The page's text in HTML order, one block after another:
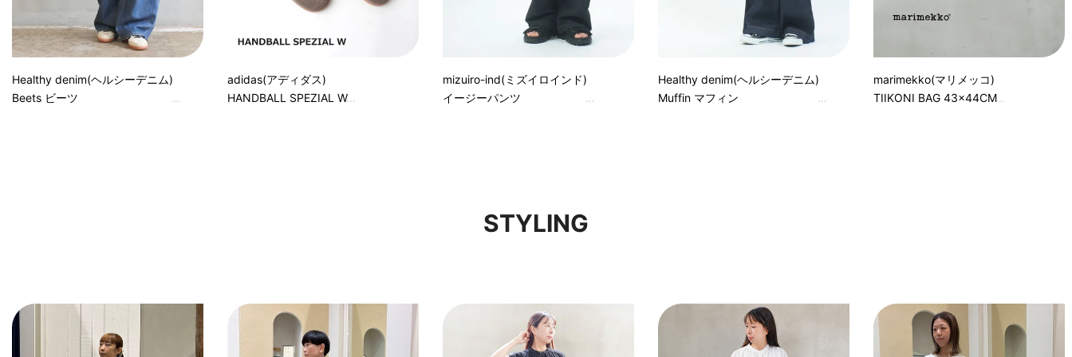
Healthy denim(ヘルシーデニム)
Beets ビーツ
adidas(アディダス)
HANDBALL SPEZIAL W
mizuiro-ind(ミズイロインド)
イージーパンツ
Healthy denim(ヘルシーデニム)
Muffin マフィン
marimekko(マリメッコ)
TIIKONI BAG 43×44CM
STYLING